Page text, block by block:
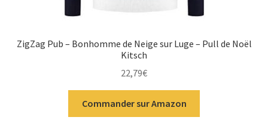
ZigZag Pub – Bonhomme de Neige sur Luge – Pull de Noël
Kitsch
22,79€
Commander sur Amazon